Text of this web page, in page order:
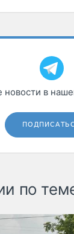
новости в
по